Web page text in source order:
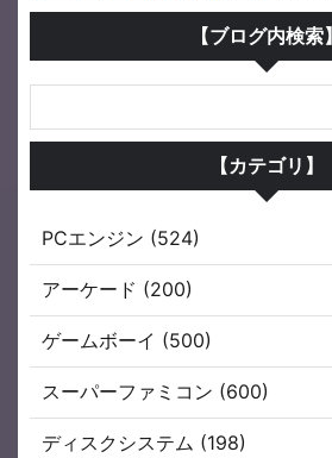
【ブログ内検索】
【カテゴリ】
PCエンジン (524)
アーケード (200)
ゲームボーイ (500)
スーパーファミコン (600)
ディスクシステム (198)